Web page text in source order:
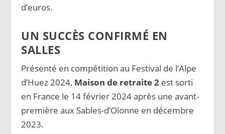
d’euros.
UN SUCCÈS CONFIRMÉ EN
SALLES
Présenté en compétition au Festival de l’Alpe
d’Huez 2024, Maison de retraite 2 est sorti
en France le 14 février 2024 après une avant-
première aux Sables-d’Olonne en décembre
2023.